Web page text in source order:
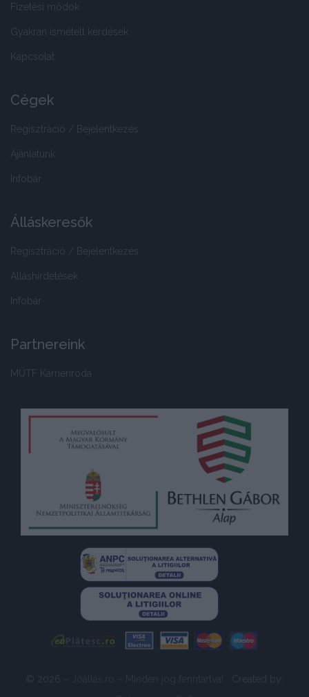
Fizetési módok
Gyakran ismételt kérdések
Kapcsolat
Cégek
Regisztráció / Bejelentkezés
Ajánlatunk
Infobár
Álláskeresők
Regisztráció / Bejelentkezés
Álláshirdetések
Infobár
Partnereink
MÜTF Karrieriroda